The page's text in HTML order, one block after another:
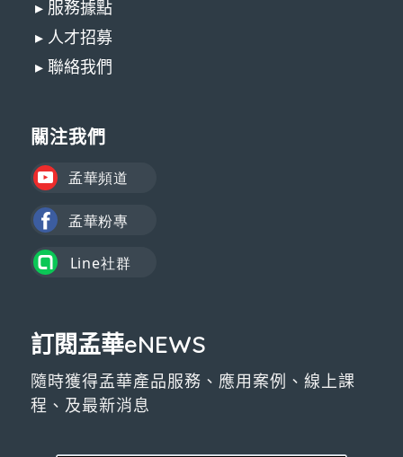
▸ 服務據點
▸ 人才招募
▸ 聯絡我們
關注我們
訂閱孟華eNEWS
隨時獲得孟華產品服務、應用案例、線上課
程、及最新消息